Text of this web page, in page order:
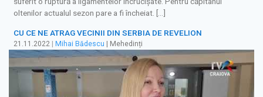
oltenilor actualul sezon pare a fi încheiat. […]
CU CE NE ATRAG VECINII DIN SERBIA DE REVELION
21.11.2022 Mihai Bădescu | Mehedinți